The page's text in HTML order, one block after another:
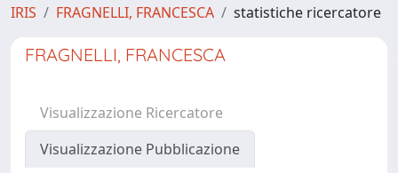
IRIS FRAGNELLI, FRANCESCA statistiche ricercatore
FRAGNELLI, FRANCESCA
Visualizzazione Ricercatore
Visualizzazione Pubblicazione